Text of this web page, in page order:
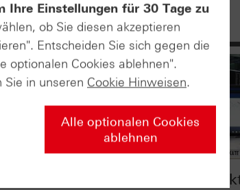
Zertifikate-
Ihre Einstellungen für 30 Tage zu
ob Sie diesen akzeptieren
Entscheiden Sie sich gegen die
optionalen Cookies ablehnen".
in unseren Cookie Hinweisen.
Alle optionalen Cookies
ablehnen